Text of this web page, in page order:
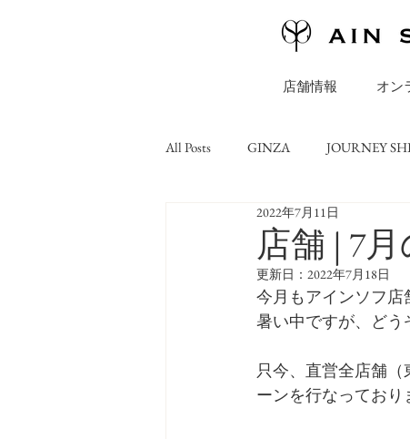
店舗情報 オン
All Posts GINZA JOURNEY
ONLINE STORE コラム
店舗 | 7
2022年7月11日
更新日： 2022年7月18日
今月もアインソフ店
暑い中ですが、どう
只今、直営全店舗（
ーンを行なっており